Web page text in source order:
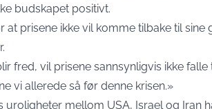
budskapet positivt.
at prisene ikke vil komme tilbake til sine
fred, vil prisene sannsynligvis ikke falle
vi allerede så før denne krisen.»
uroligheter mellom USA, Israel og Iran